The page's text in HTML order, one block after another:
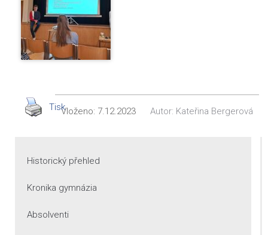
TiskVloženo: 7.12.2023 Autor: Kateřina Bergerová
Historický přehled
Kronika gymnázia
Absolventi